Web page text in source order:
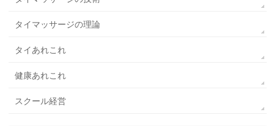
タイマッサージの理論
タイあれこれ
健康あれこれ
スクール経営